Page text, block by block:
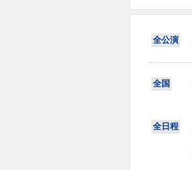
全公演
全国
全日程